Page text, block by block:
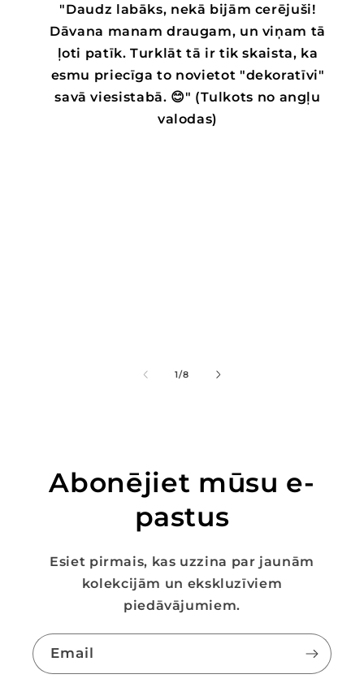
"Daudz labāks, nekā bijām cerējuši!
Dāvana manam draugam, un viņam tā
ļoti patīk. Turklāt tā ir tik skaista, ka
esmu priecīga to novietot "dekoratīvi"
savā viesistabā. 😊" (Tulkots no angļu
valodas)
1/of
8
Abonējiet mūsu e-
pastus
Esiet pirmais, kas uzzina par jaunām
kolekcijām un ekskluzīviem
piedāvājumiem.
Email